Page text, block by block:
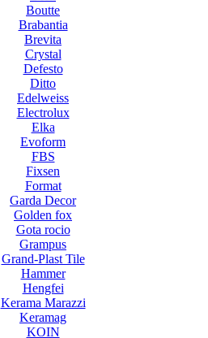
Boutte
Brabantia
Brevita
Crystal
Defesto
Ditto
Edelweiss
Electrolux
Elka
Evoform
FBS
Fixsen
Format
Garda Decor
Golden fox
Gota rocio
Grampus
Grand-Plast Tile
Hammer
Hengfei
Kerama Marazzi
Keramag
KOIN